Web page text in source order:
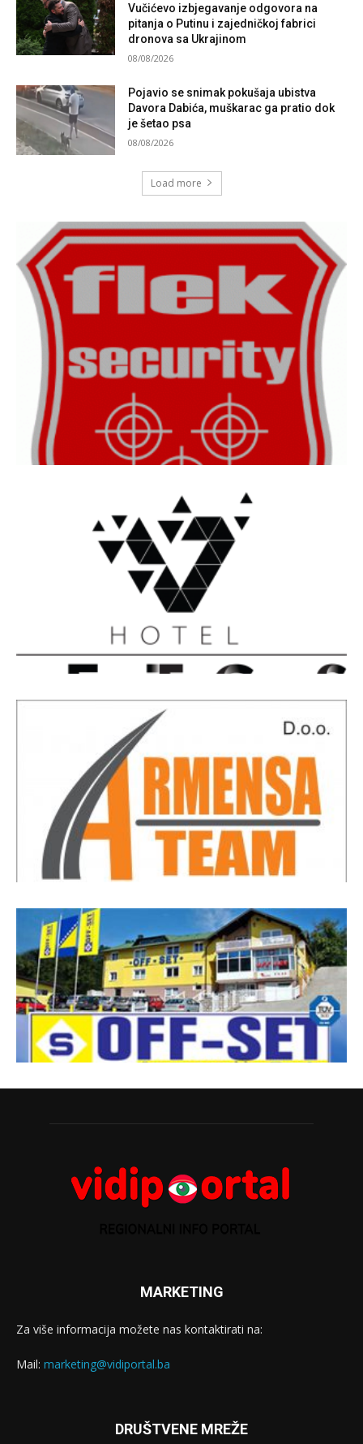
Vučićevo izbjegavanje odgovora na
pitanja o Putinu i zajedničkoj fabrici
dronova sa Ukrajinom
08/08/2026
Pojavio se snimak pokušaja ubistva
Davora Dabića, muškarac ga pratio dok
je šetao psa
08/08/2026
Load more
MARKETING
Za više informacija možete nas kontaktirati na:
Mail: marketing@vidiportal.ba
DRUŠTVENE MREŽE